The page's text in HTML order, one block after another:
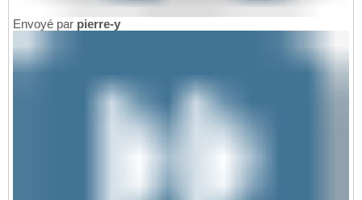
Envoyé par pierre-y